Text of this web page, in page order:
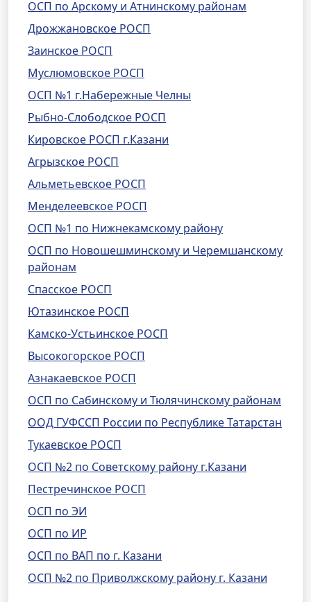
ОСП по Арскому и Атнинскому районам
Дрожжановское РОСП
Заинское РОСП
Муслюмовское РОСП
ОСП №1 г.Набережные Челны
Рыбно-Слободское РОСП
Кировское РОСП г.Казани
Агрызское РОСП
Альметьевское РОСП
Менделеевское РОСП
ОСП №1 по Нижнекамскому району
ОСП по Новошешминскому и Черемшанскому
районам
Спасское РОСП
Ютазинское РОСП
Камско-Устьинское РОСП
Высокогорское РОСП
Азнакаевское РОСП
ОСП по Сабинскому и Тюлячинскому районам
ООД ГУФССП России по Республике Татарстан
Тукаевское РОСП
ОСП №2 по Советскому району г.Казани
Пестречинское РОСП
ОСП по ЭИ
ОСП по ИР
ОСП по ВАП по г. Казани
ОСП №2 по Приволжскому району г. Казани